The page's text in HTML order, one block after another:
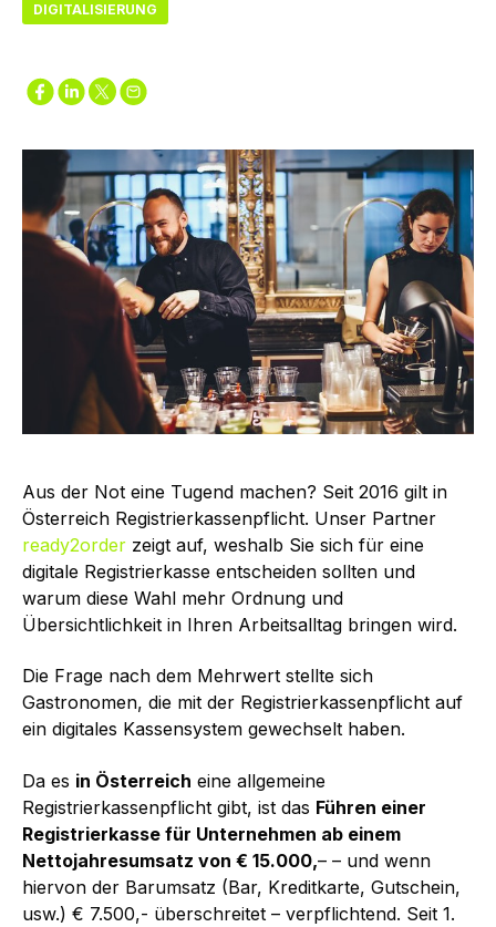
DIGITALISIERUNG
Aus der Not eine Tugend machen? Seit 2016 gilt in
Österreich Registrierkassenpflicht. Unser Partner
ready2order zeigt auf, weshalb Sie sich für eine
digitale Registrierkasse entscheiden sollten und
warum diese Wahl mehr Ordnung und
Übersichtlichkeit in Ihren Arbeitsalltag bringen wird.
Die Frage nach dem Mehrwert stellte sich
Gastronomen, die mit der Registrierkassenpflicht auf
ein digitales Kassensystem gewechselt haben.
Da es in Österreich eine allgemeine
Registrierkassenpflicht gibt, ist das Führen einer
Registrierkasse für Unternehmen ab einem
Nettojahresumsatz von € 15.000,– – und wenn
hiervon der Barumsatz (Bar, Kreditkarte, Gutschein,
usw.) € 7.500,- überschreitet – verpflichtend. Seit 1.